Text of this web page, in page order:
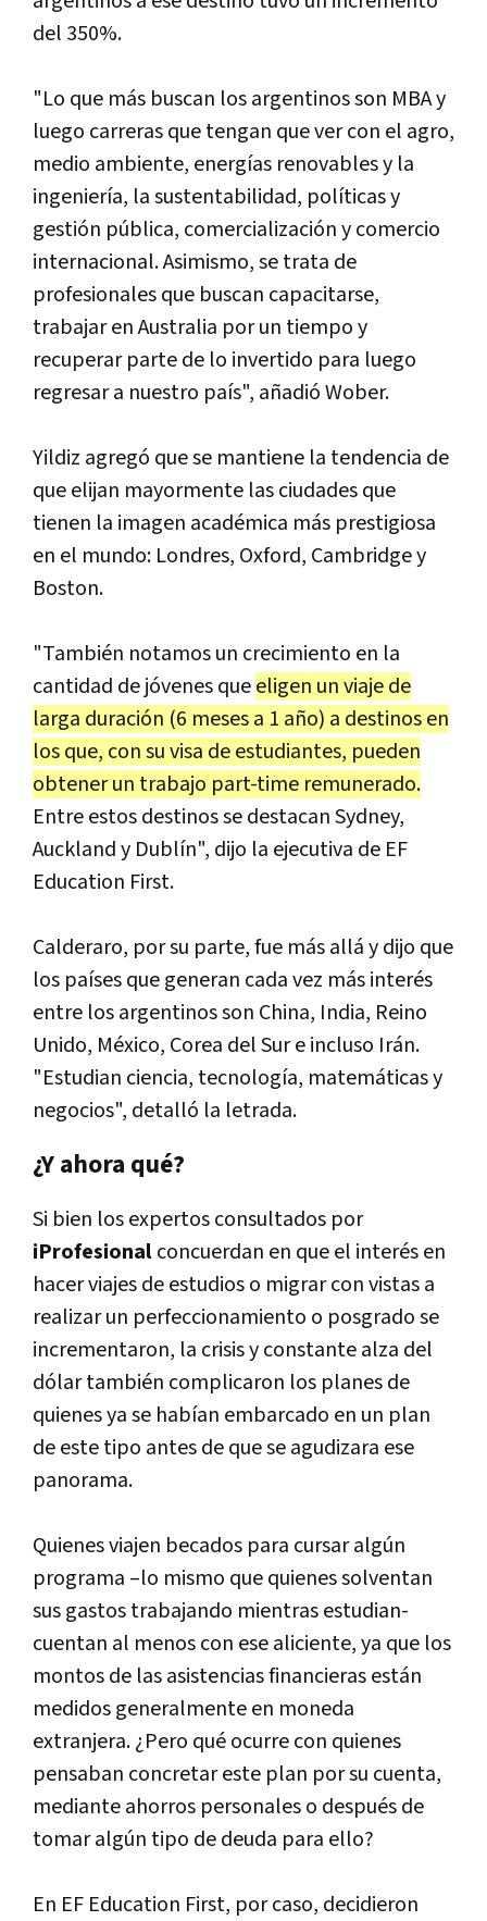
del 350%.
"Lo que más buscan los argentinos son MBA y
luego carreras que tengan que ver con el agro,
medio ambiente, energías renovables y la
ingeniería, la sustentabilidad, políticas y
gestión pública, comercialización y comercio
internacional. Asimismo, se trata de
profesionales que buscan capacitarse,
trabajar en Australia por un tiempo y
recuperar parte de lo invertido para luego
regresar a nuestro país", añadió Wober.
Yildiz agregó que se mantiene la tendencia de
que elijan mayormente las ciudades que
tienen la imagen académica más prestigiosa
en el mundo: Londres, Oxford, Cambridge y
Boston.
"También notamos un crecimiento en la
cantidad de jóvenes queeligen un viaje de
larga duración (6 meses a 1 año) a destinos en
los que, con su visa de estudiantes, pueden
obtener un trabajo part-time remunerado.
Entre estos destinos se destacan Sydney,
Auckland y Dublín", dijo la ejecutiva de EF
Education First.
Calderaro, por su parte, fue más allá y dijo que
los países que generan cada vez más interés
entre los argentinos son China, India, Reino
Unido, México, Corea del Sur e incluso Irán.
"Estudian ciencia, tecnología, matemáticas y
negocios", detalló la letrada.
¿Y ahora qué?
Si bien los expertos consultados por
iProfesionalconcuerdan en que el interés en
hacer viajes de estudios o migrar con vistas a
realizar un perfeccionamiento o posgrado se
incrementaron, la crisis y constante alza del
dólar también complicaron los planes de
quienes ya se habían embarcado en un plan
de este tipo antes de que se agudizara ese
panorama.
Quienes viajen becados para cursar algún
programa –lo mismo que quienes solventan
sus gastos trabajando mientras estudian-
cuentan al menos con ese aliciente, ya que los
montos de las asistencias financieras están
medidos generalmente en moneda
extranjera. ¿Pero qué ocurre con quienes
pensaban concretar este plan por su cuenta,
mediante ahorros personales o después de
tomar algún tipo de deuda para ello?
En EF Education First, por caso, decidieron